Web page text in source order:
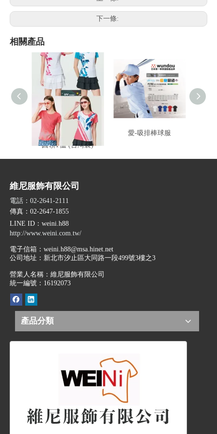
下一條:
相關產品
伯-女款吸濕排汗V領 /
圓領T恤 (台灣製)
愛-吸排棒球服
維尼服飾有限公司
電話：02-2641-2111
傳真：02-2647-1855
LINE ID ：weini.h88
http://www.weini.com.tw/
電子信箱： weini.h88@msa.hinet.net
公司地址： 新北市汐止區大同路一段499號3樓之3
營業人名稱：維尼服飾有限公司
統一編號：16192073
產品分類